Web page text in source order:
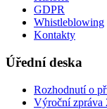
GDPR
Whistleblowing
Kontakty
Úřední deska
Rozhodnutí o
Výroční zpráva